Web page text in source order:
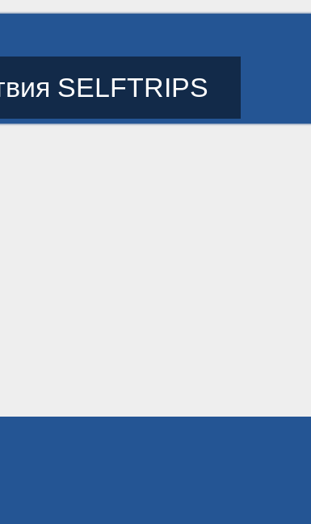
SELFTRIPS